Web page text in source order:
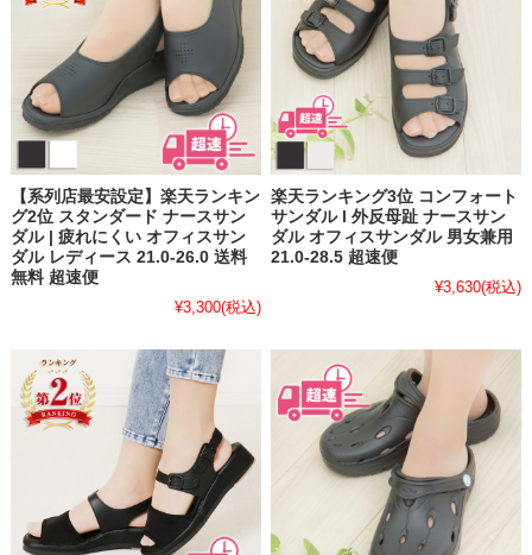
【系列店最安設定】楽天ランキン
グ2位 スタンダード ナースサン
ダル | 疲れにくい オフィスサン
ダル レディース 21.0-26.0 送料
無料 超速便
¥3,300(税込)
楽天ランキング3位 コンフォート
サンダル l 外反母趾 ナースサン
ダル オフィスサンダル 男女兼用
21.0-28.5 超速便
¥3,630(税込)